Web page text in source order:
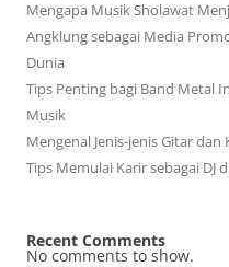
Mengapa Musik Sholawat
Angklung sebagai Media
Dunia
Tips Penting bagi Band Metal
Musik
Mengenal Jenis-jenis Gitar
Tips Memulai Karir sebagai DJ
Recent Comments
No comments to show.